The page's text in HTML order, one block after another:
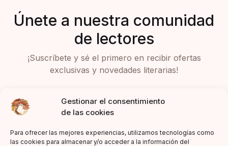
Gestionar el consentimiento
de las cookies
Para ofrecer las mejores experiencias, utilizamos tecnologías como
las cookies para almacenar y/o acceder a la información del
Únete a nuestra comunidad
de lectores
¡Suscríbete y sé el primero en recibir ofertas
exclusivas y novedades literarias!